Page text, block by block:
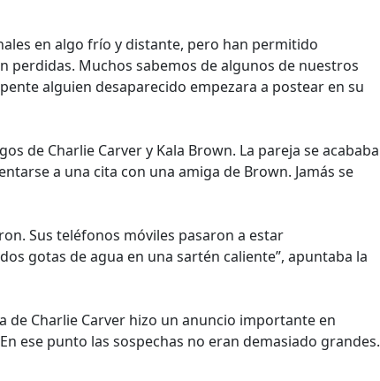
en algo frío y distante, pero han permitido
perdidas. Muchos sabemos de algunos de nuestros
alguien desaparecido empezara a postear en su
de Charlie Carver y Kala Brown. La pareja se acababa
a una cita con una amiga de Brown. Jamás se
Sus teléfonos móviles pasaron a estar
gotas de agua en una sartén caliente”, apuntaba la
de Charlie Carver hizo un anuncio importante en
ese punto las sospechas no eran demasiado grandes.